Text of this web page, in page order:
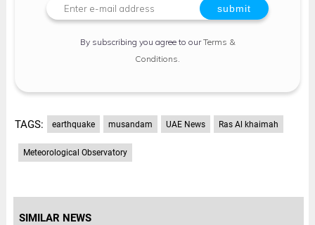
By subscribing you agree to ourTerms &
Conditions
TAGS: earthquake musandam UAE News Ras Al khaimah
Meteorological Observatory
SIMILAR NEWS